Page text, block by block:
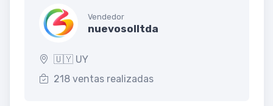
Vendedor
nuevosolltda
🇺🇾 UY
218 ventas realizadas